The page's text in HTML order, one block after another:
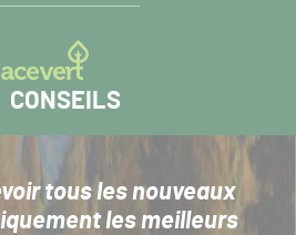
CONSEILS
tous les nouveaux
les meilleurs